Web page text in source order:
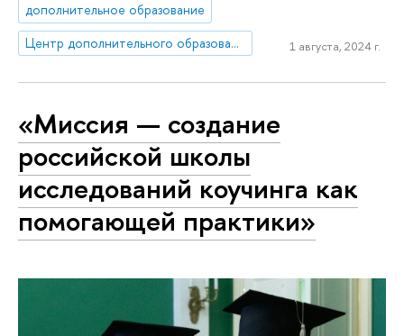
дополнительное образование
Центр дополнительного образования
1 августа, 2024 г.
«Миссия — создание
российской школы
исследований коучинга как
помогающей практики»